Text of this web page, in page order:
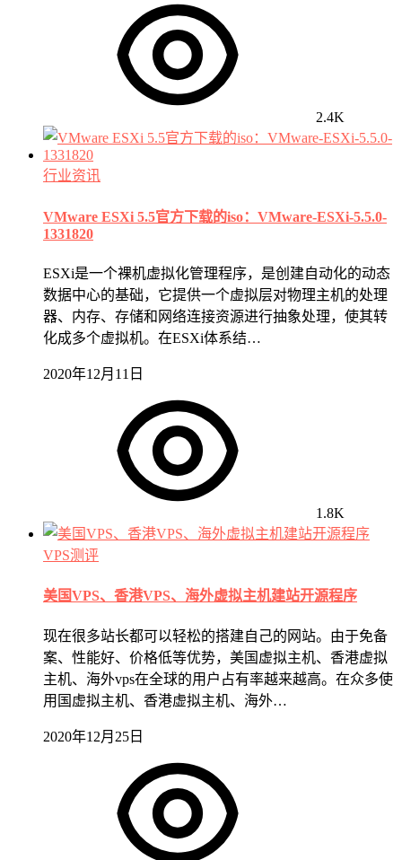
2.4K
行业资讯
VMware ESXi 5.5官方下载的iso：VMware-ESXi-5.5.0-
1331820
ESXi是一个裸机虚拟化管理程序，是创建自动化的动态
数据中心的基础，它提供一个虚拟层对物理主机的处理
器、内存、存储和网络连接资源进行抽象处理，使其转
化成多个虚拟机。在ESXi体系结…
2020年12月11日
1.8K
VPS测评
美国VPS、香港VPS、海外虚拟主机建站开源程序
现在很多站长都可以轻松的搭建自己的网站。由于免备
案、性能好、价格低等优势，美国虚拟主机、香港虚拟
主机、海外vps在全球的用户占有率越来越高。在众多使
用国虚拟主机、香港虚拟主机、海外…
2020年12月25日